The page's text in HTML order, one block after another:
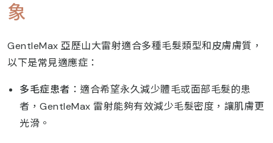
象
GentleMax 亞歷山大雷射適合多種毛髮類型和皮膚膚質，
以下是常見適應症：
多毛症患者 ：適合希望永久減少體毛或面部毛髮的患
者，GentleMax 雷射能夠有效減少毛髮密度，讓肌膚更
光滑。